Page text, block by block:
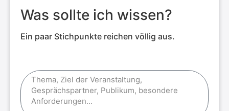
Was sollte ich wissen?
Ein paar Stichpunkte reichen völlig aus.